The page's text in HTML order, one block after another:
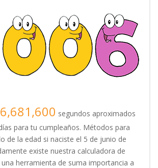
segundos aproximados
para tu cumpleaños. Métodos para
de la edad si naciste el 5 de junio de
existe nuestra calculadora de
una herramienta de suma importancia a